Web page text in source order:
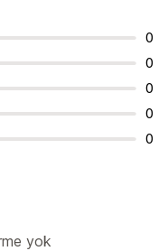
0
0
0
0
0
yok